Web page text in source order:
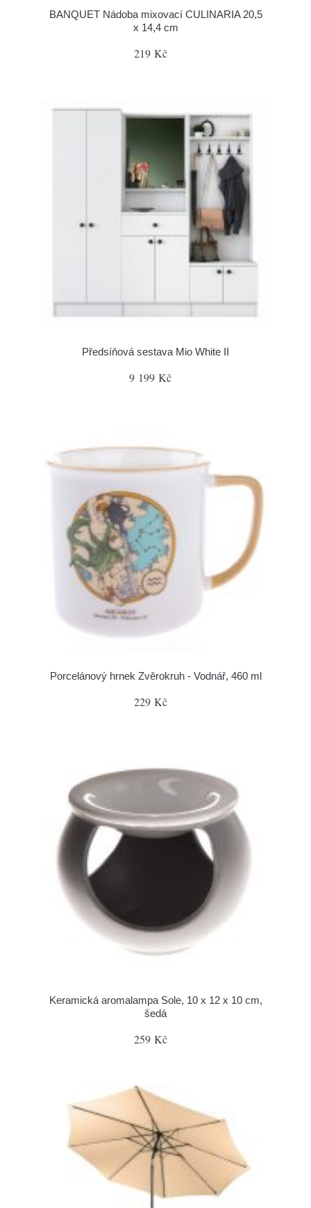
BANQUET Nádoba mixovací CULINARIA 20,5
x 14,4 cm
219 Kč
Předsíňová sestava Mio White II
9 199 Kč
Porcelánový hrnek Zvěrokruh - Vodnář, 460 ml
229 Kč
Keramická aromalampa Sole, 10 x 12 x 10 cm,
šedá
259 Kč